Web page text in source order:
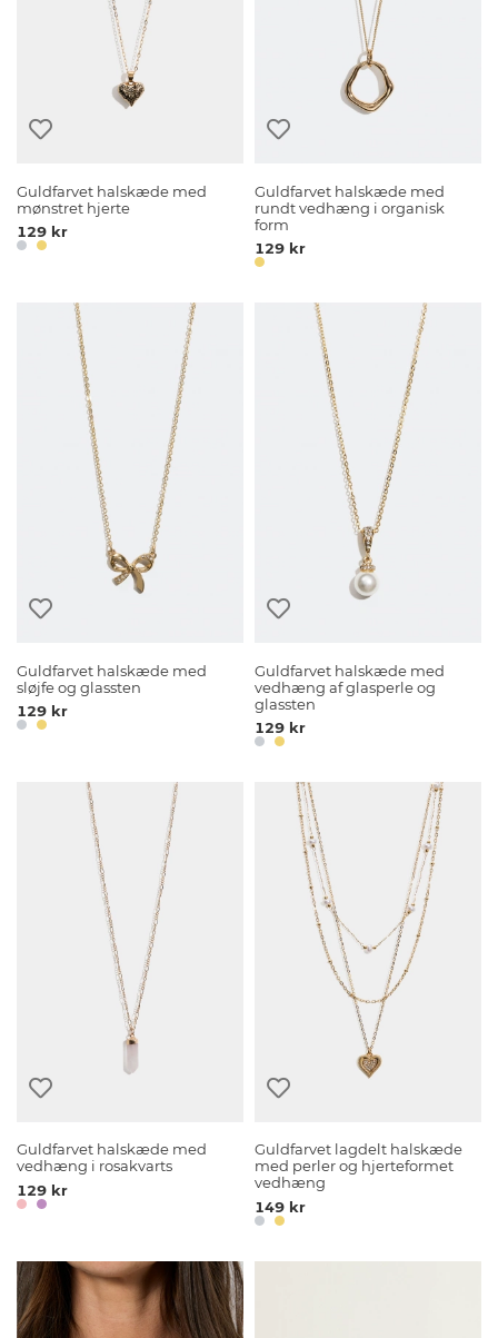
Guldfarvet halskæde med
mønstret hjerte
129 kr
Guldfarvet halskæde med
rundt vedhæng i organisk
form
129 kr
Guldfarvet halskæde med
sløjfe og glassten
129 kr
Guldfarvet halskæde med
vedhæng af glasperle og
glassten
129 kr
Guldfarvet halskæde med
vedhæng i rosakvarts
129 kr
Guldfarvet lagdelt halskæde
med perler og hjerteformet
vedhæng
149 kr